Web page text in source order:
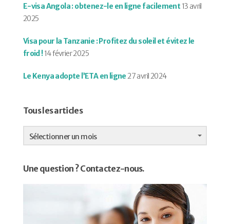
E-visa Angola : obtenez-le en ligne facilement 13 avril
2025
Visa pour la Tanzanie : Profitez du soleil et évitez le
froid !14 février 2025
Le Kenya adopte l’ETA en ligne27 avril 2024
Tous les articles
Tous
les
articles
Sélectionner un mois
Une question ? Contactez-nous.